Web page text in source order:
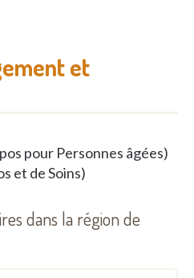
d’un parc arboré, idéal
salle de bain avec
sont également
personnels afin
qui facilite leur
et
pour Personnes âgées)
et de Soins)
dans la région de